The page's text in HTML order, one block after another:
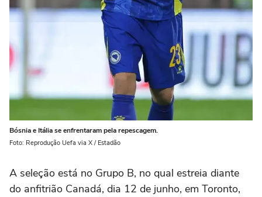
Bósnia e Itália se enfrentaram pela repescagem.
Foto: Reprodução Uefa via X / Estadão
A seleção está no Grupo B, no qual estreia diante
do anfitrião Canadá, dia 12 de junho, em Toronto,